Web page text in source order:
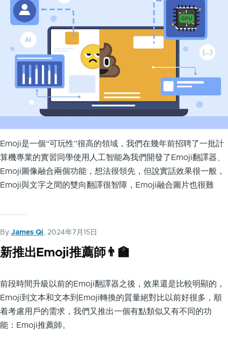
Emoji是一個“可玩性”很高的領域，我們在幾年前招聘了一批計
算機專業的實習同學使用人工智能為我們開發了Emoji翻譯器、
Emoji圖像融合兩個功能，想法很領先，但說實話效果很一般，
Emoji與文字之間的雙向翻譯很智障，Emoji融合圖片也很難
By James Qi, 2024年7月15日
新推出Emoji推薦師👨‍🏫
前段時間升級以前的Emoji翻譯器之後，效果還是比較明顯的，
Emoji到文本和文本到Emoji轉換的質量絕對比以前好很多，順
着考慮用戶的需求，我們又推出一個有點類似又有不同的功
能：Emoji推薦師。